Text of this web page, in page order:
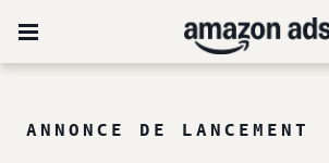
ANNONCE DE LANCEMENT